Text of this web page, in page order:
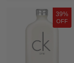
39%
OFF